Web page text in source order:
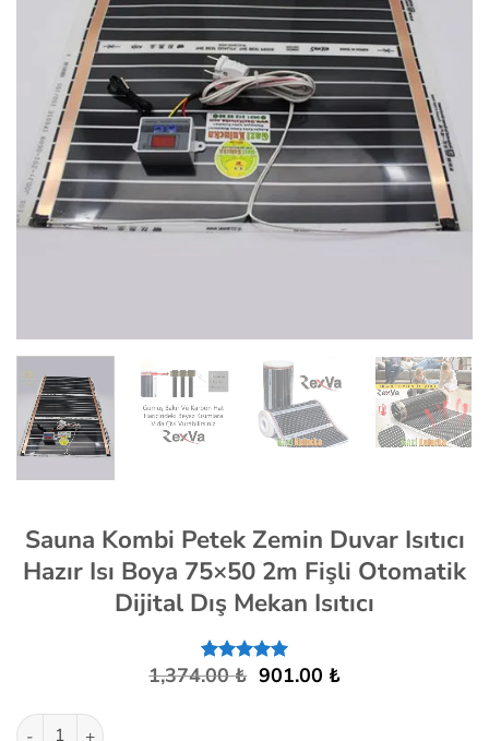
Sauna Kombi Petek Zemin Duvar Isıtıcı
Hazır Isı Boya 75×50 2m Fişli Otomatik
Dijital Dış Mekan Isıtıcı
1
müşteri
1,374.00₺ Orijinal
901.00 ₺Şu
Sauna Kombi Petek Zemin Duvar Isıtıcı Hazır Isı Boya 75x50